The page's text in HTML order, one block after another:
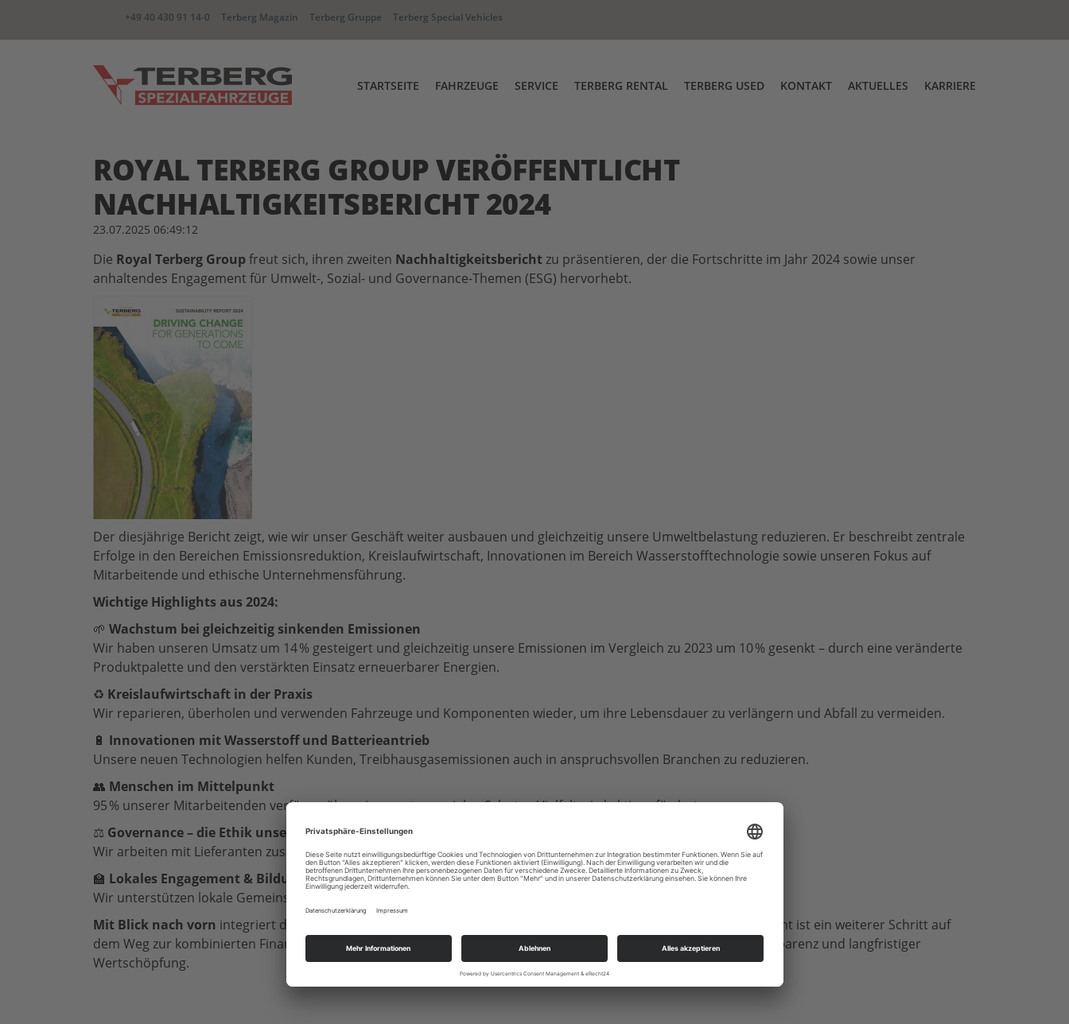
+49 40 430 91 14-0 Terberg Magazin Terberg Gruppe Terberg Special Vehicles
STARTSEITE FAHRZEUGE
YT Zugmaschine BC Wechselbrückenumsetzer RT Industriezugmaschine
CC container Carrier RR Zweiwege Fahrzeug Terberg Connect
SERVICE
Ersatzteile
Terberg Academy
TERBERG RENTAL TERBERG USED KONTAKT AKTUELLES KARRIERE
ROYAL TERBERG GROUP VERÖFFENTLICHT
NACHHALTIGKEITSBERICHT 2024
23.07.2025 06:49:12
Die Royal Terberg Groupfreut sich, ihren zweiten Nachhaltigkeitsberichtzu präsentieren, der die Fortschritte im Jahr 2024 sowie unser
anhaltendes Engagement für Umwelt-, Sozial- und Governance-Themen (ESG) hervorhebt.
Der diesjährige Bericht zeigt, wie wir unser Geschäft weiter ausbauen und gleichzeitig unsere Umweltbelastung reduzieren. Er beschreibt zentrale
Erfolge in den Bereichen Emissionsreduktion, Kreislaufwirtschaft, Innovationen im Bereich Wasserstofftechnologie sowie unseren Fokus auf
Mitarbeitende und ethische Unternehmensführung.
Wichtige Highlights aus 2024:
🌱 Wachstum bei gleichzeitig sinkenden Emissionen
Wir haben unseren Umsatz um 14 % gesteigert und gleichzeitig unsere Emissionen im Vergleich zu 2023 um 10 % gesenkt – durch eine veränderte
Produktpalette und den verstärkten Einsatz erneuerbarer Energien.
♻️ Kreislaufwirtschaft in der Praxis
Wir reparieren, überholen und verwenden Fahrzeuge und Komponenten wieder, um ihre Lebensdauer zu verlängern und Abfall zu vermeiden.
🔋 Innovationen mit Wasserstoff und Batterieantrieb
Unsere neuen Technologien helfen Kunden, Treibhausgasemissionen auch in anspruchsvollen Branchen zu reduzieren.
👥 Menschen im Mittelpunkt
95 % unserer Mitarbeitenden verfügen über einen guten sozialen Schutz – Vielfalt wird aktiv gefördert.
⚖️ Governance – die Ethik unseres Familienunternehmens
Wir arbeiten mit Lieferanten zusammen, die ethische Geschäftspraktiken einhalten.
🏫 Lokales Engagement & Bildung
Wir unterstützen lokale Gemeinschaften und vermitteln Kindern Wissen über Nachhaltigkeit.
Mit Blick nach vorn integriert die Royal Terberg Group Nachhaltigkeit weiterhin in ihre Kernstrategie. Dieser Bericht ist ein weiterer Schritt auf
dem Weg zur kombinierten Finanz- und Nachhaltigkeitsberichterstattung bis 2026 – ein klares Bekenntnis zu Transparenz und langfristiger
Wertschöpfung.